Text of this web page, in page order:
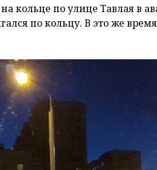
на кольце по улице Тавлая в
по кольцу. В это же